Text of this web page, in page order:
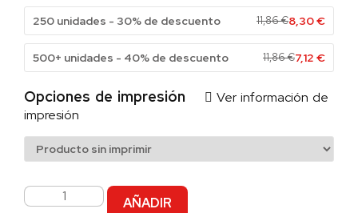
250 unidades - 30% de descuento 11,86€8,30€
500+ unidades - 40% de descuento 11,86€7,12 €
Opciones de impresión
Ver información de
impresión
AÑADIR